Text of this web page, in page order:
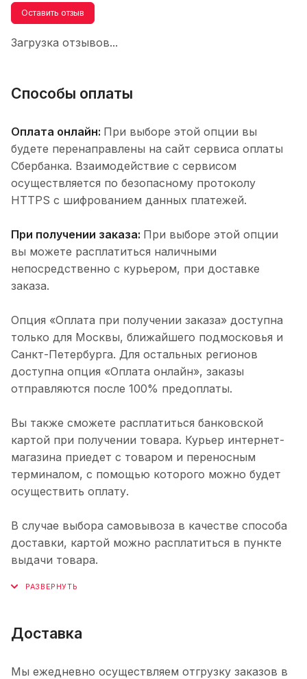
Оставить отзыв
Загрузка отзывов...
Способы оплаты
Оплата онлайн: При выборе этой опции вы
будете перенаправлены на сайт сервиса оплаты
Сбербанка. Взаимодействие с сервисом
осуществляется по безопасному протоколу
HTTPS с шифрованием данных платежей.
При получении заказа: При выборе этой опции
вы можете расплатиться наличными
непосредственно с курьером, при доставке
заказа.
Опция «Оплата при получении заказа» доступна
только для Москвы, ближайшего подмосковья и
Санкт-Петербурга. Для остальных регионов
доступна опция «Оплата онлайн», заказы
отправляются после 100% предоплаты.
Вы также сможете расплатиться банковской
картой при получении товара. Курьер интернет-
магазина приедет с товаром и переносным
терминалом, с помощью которого можно будет
осуществить оплату.
В случае выбора самовывоза в качестве способа
доставки, картой можно расплатиться в пункте
выдачи товара.
Доставка
Мы ежедневно осуществляем отгрузку заказов в